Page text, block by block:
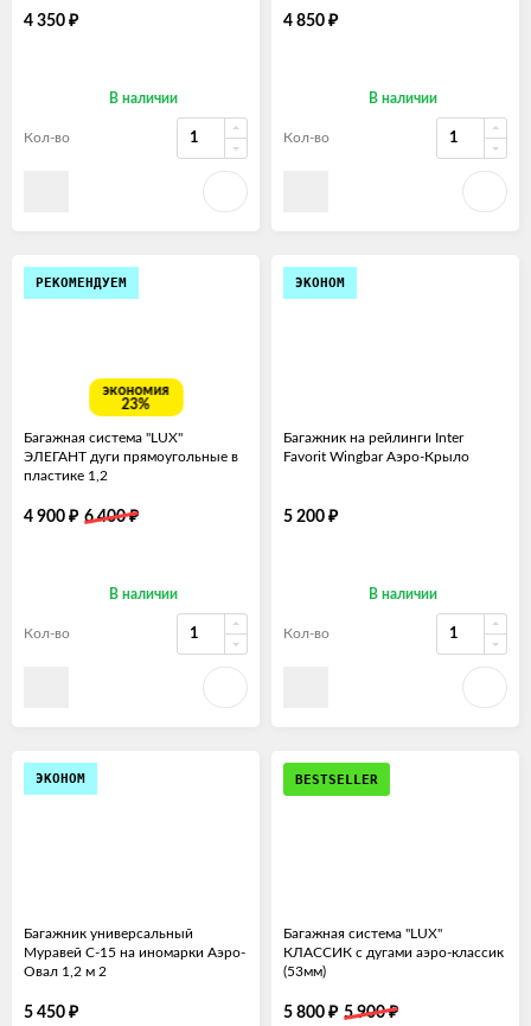
4 350 ₽
В наличии
Кол-во
4 850 ₽
В наличии
Кол-во
РЕКОМЕНДУЕМ
экономия
23%
Багажная система "LUX"
ЭЛЕГАНТ дуги прямоугольные в
пластике 1,2
4 900 ₽ 6 400₽
В наличии
Кол-во
ЭКОНОМ
Багажник на рейлинги Inter
Favorit Wingbar Аэро-Крыло
5 200 ₽
В наличии
Кол-во
ЭКОНОМ
Багажник универсальный
Муравей С-15 на иномарки Аэро-
Овал 1,2 м 2
5 450 ₽
BESTSELLER
Багажная система "LUX"
КЛАССИК с дугами аэро-классик
(53мм)
5 800 ₽ 5 900₽